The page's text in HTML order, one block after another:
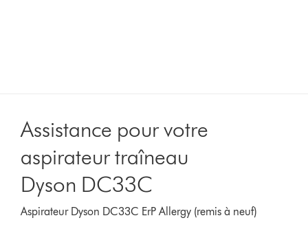
Assistance pour votre
aspirateur traîneau
Dyson DC33C
Aspirateur Dyson DC33C ErP Allergy (remis à neuf)